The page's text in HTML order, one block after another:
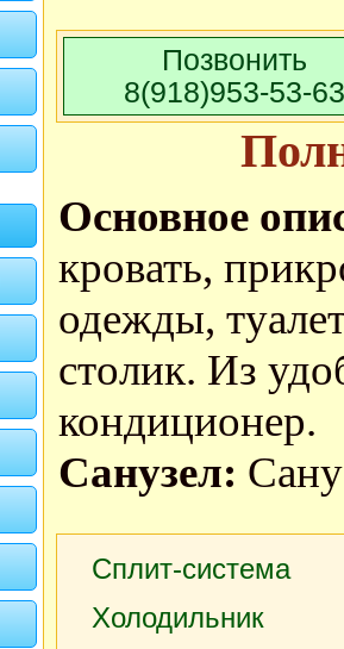
Позвонить
8(918)953-53-63
Основное
кровать,
одежды,
столик. Из
кондиционер.
Санузел:
Сплит-система
Холодильник